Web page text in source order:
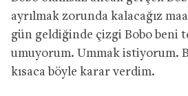
ayrılmak zorunda kalacağız
gün geldiğinde çizgi Bobo beni
umuyorum. Ummak istiyorum.
kısaca böyle karar verdim.